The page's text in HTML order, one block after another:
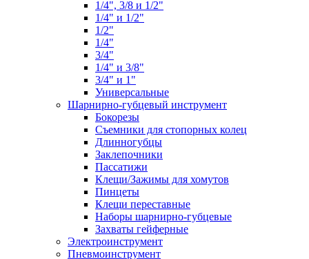
1/4", 3/8 и 1/2"
1/4" и 1/2"
1/2"
1/4"
3/4"
1/4" и 3/8"
3/4" и 1"
Универсальные
Шарнирно-губцевый инструмент
Бокорезы
Съемники для стопорных колец
Длинногубцы
Заклепочники
Пассатижи
Клещи/Зажимы для хомутов
Пинцеты
Клещи переставные
Наборы шарнирно-губцевые
Захваты гейферные
Электроинструмент
Пневмоинструмент